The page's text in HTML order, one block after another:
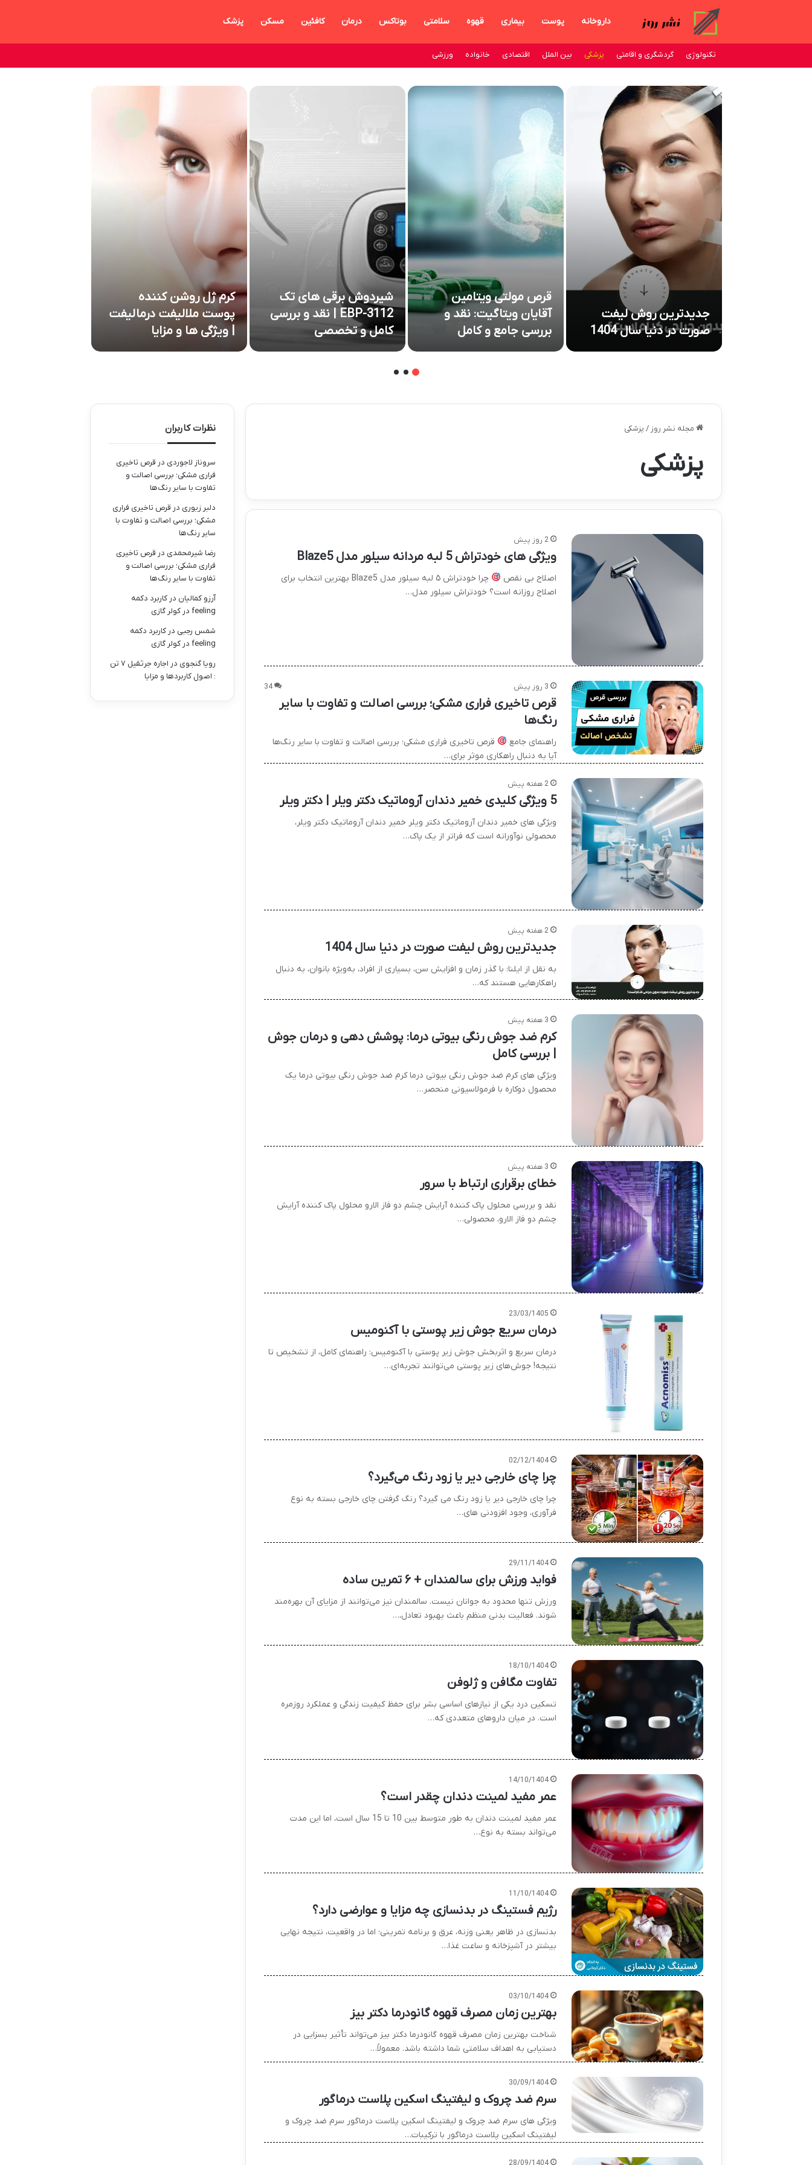
داروخانه پوست بیماری قهوه سلامتی بوتاکس درمان کافئین مسکن پزشک
تکنولوژی گردشگری و اقامتی پزشکی بین الملل اقتصادی خانواده ورزشی
جدیدترین روش لیفت
صورت در دنیا سال 1404
قرص مولتی ویتامین
آقایان ویتاگیت: نقد و
بررسی جامع و کامل
شیردوش برقی های تک
EBP-3112 | نقد و بررسی
کامل و تخصصی
کرم ژل روشن کننده
پوست ملالیفت درمالیفت
| ویژگی ها و مزایا
مجله نشر روز / پزشکی
پزشکی
2 روز پیش
ویژگی های خودتراش 5 لبه مردانه سیلور مدل Blaze5
اصلاح بی نقص
چرا خودتراش ۵ لبه سیلور مدل Blaze5 بهترین انتخاب برای
اصلاح روزانه است؟ خودتراش سیلور مدل…
3 روز پیش 34
قرص تاخیری فراری مشکی؛ بررسی اصالت و تفاوت با سایر
رنگ‌ها
راهنمای جامع
قرص تاخیری فراری مشکی؛ بررسی اصالت و تفاوت با سایر رنگ‌ها
آیا به دنبال راهکاری موثر برای…
2 هفته پیش
5 ویژگی کلیدی خمیر دندان آروماتیک دکتر ویلر | دکتر ویلر
ویژگی های خمیر دندان آروماتیک دکتر ویلر خمیر دندان آروماتیک دکتر ویلر،
محصولی نوآورانه است که فراتر از یک پاک…
2 هفته پیش
جدیدترین روش لیفت صورت در دنیا سال 1404
به نقل از ایلنا: با گذر زمان و افزایش سن، بسیاری از افراد، به‌ویژه بانوان، به دنبال
راهکارهایی هستند که…
3 هفته پیش
کرم ضد جوش رنگی بیوتی درما: پوشش دهی و درمان جوش
| بررسی کامل
ویژگی های کرم ضد جوش رنگی بیوتی درما کرم ضد جوش رنگی بیوتی درما یک
محصول دوکاره با فرمولاسیونی منحصر…
3 هفته پیش
خطای برقراری ارتباط با سرور
نقد و بررسی محلول پاک کننده آرایش چشم دو فاز الارو محلول پاک کننده آرایش
چشم دو فاز الارو، محصولی…
23/03/1405
درمان سریع جوش زیر پوستی با آکنومیس
درمان سریع و اثربخش جوش زیر پوستی با آکنومیس: راهنمای کامل، از تشخیص تا
نتیجه! جوش‌های زیر پوستی می‌توانند تجربه‌ای…
02/12/1404
چرا چای خارجی دیر یا زود رنگ می‌گیرد؟
چرا چای خارجی دیر یا زود رنگ می گیرد؟ رنگ گرفتن چای خارجی بسته به نوع
فرآوری، وجود افزودنی های…
29/11/1404
فواید ورزش برای سالمندان + ۶ تمرین ساده
ورزش تنها محدود به جوانان نیست. سالمندان نیز می‌توانند از مزایای آن بهره‌مند
شوند. فعالیت بدنی منظم باعث بهبود تعادل،…
18/10/1404
تفاوت مگافن و ژلوفن
تسکین درد یکی از نیازهای اساسی بشر برای حفظ کیفیت زندگی و عملکرد روزمره
است. در میان داروهای متعددی که…
14/10/1404
عمر مفید لمینت دندان چقدر است؟
عمر مفید لمینت دندان به طور متوسط بین 10 تا 15 سال است، اما این مدت
می‌تواند بسته به نوع…
11/10/1404
رژیم فستینگ در بدنسازی چه مزایا و عوارضی دارد؟
بدنسازی در ظاهر یعنی وزنه، عرق و برنامه تمرینی؛ اما در واقعیت، نتیجه نهایی
بیشتر در آشپزخانه و ساعت غذا…
03/10/1404
بهترین زمان مصرف قهوه گانودرما دکتر بیز
شناخت بهترین زمان مصرف قهوه گانودرما دکتر بیز می‌تواند تأثیر بسزایی در
دستیابی به اهداف سلامتی شما داشته باشد. معمولاً…
30/09/1404
سرم ضد چروک و لیفتینگ اسکین پلاست درماگور
ویژگی های سرم ضد چروک و لیفتینگ اسکین پلاست درماگور سرم ضد چروک و
لیفتینگ اسکین پلاست درماگور با ترکیبات…
نظرات کاربران
سروناز لاجوردی در قرص تاخیری
فراری مشکی؛ بررسی اصالت و
تفاوت با سایر رنگ‌ها
دلبر زیوری در قرص تاخیری فراری
مشکی؛ بررسی اصالت و تفاوت با
سایر رنگ‌ها
رضا شیرمحمدی در قرص تاخیری
فراری مشکی؛ بررسی اصالت و
تفاوت با سایر رنگ‌ها
آرزو کمالیان در کاربرد دکمه
feeling در کولر گازی
شمس رجبی در کاربرد دکمه
feeling در کولر گازی
رویا گنجوی در
اجاره جرثقیل ۷ تن
: اصول کاربردها و مزایا